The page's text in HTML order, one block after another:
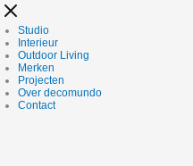
Studio
Interieur
Outdoor Living
Merken
Projecten
Over decomundo
Contact